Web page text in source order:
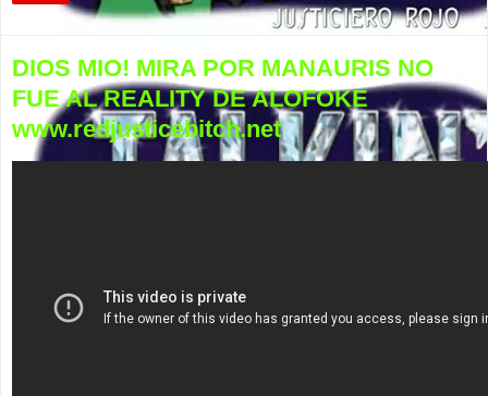
DIOS MIO! MIRA POR MANAURIS NO
FUE AL REALITY DE ALOFOKE
www.redjusticebitch.net